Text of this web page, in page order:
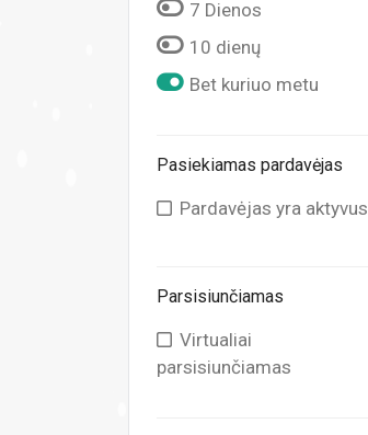
7 Dienos
10 dienų
Bet kuriuo metu
Pasiekiamas pardavėjas
Pardavėjas yra aktyvus
Parsisiunčiamas
Virtualiai
parsisiunčiamas